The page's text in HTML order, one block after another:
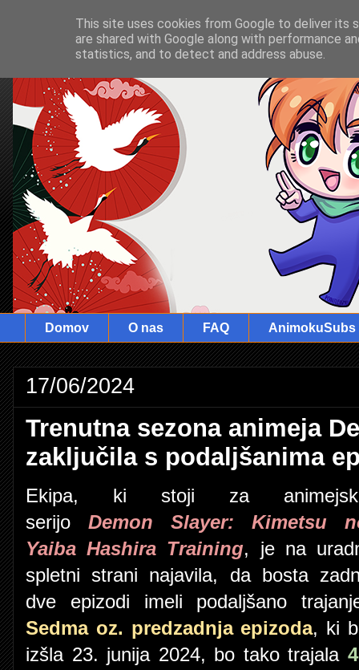
Domov O nas FAQ AnimokuSubs
17/06/2024
Trenutna sezona animeja
zaključila s podaljšanima
Ekipa, ki stoji za
serijo Demon Slayer: Kimetsu
Yaiba Hashira Training, je na
spletni strani najavila, da bosta
dve epizodi imeli podaljšano
Sedma oz. predzadnja epizoda, ki
izšla 23. junija 2024, bo tako trajala
This site uses cookies from Google to deliver its
are shared with Google along with performance
statistics, and to detect and address abuse.